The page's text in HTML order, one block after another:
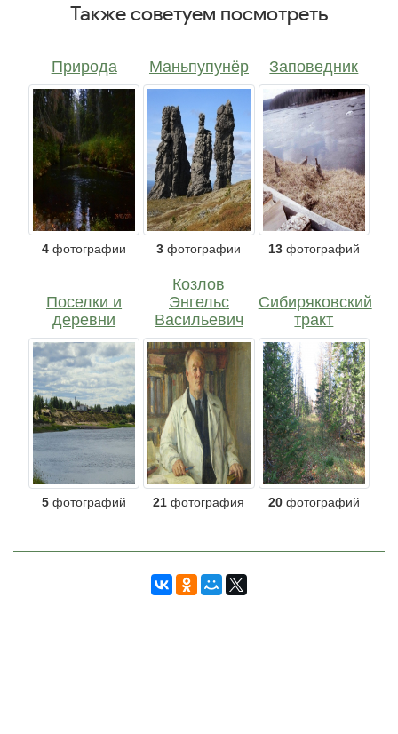
Также советуем посмотреть
Природа
4 фотографии
Маньпупунёр
3 фотографии
Заповедник
13фотографий
Поселки и
деревни
5 фотографий
Козлов
Энгельс
Васильевич
21 фотография
Сибиряковский
тракт
20фотографий